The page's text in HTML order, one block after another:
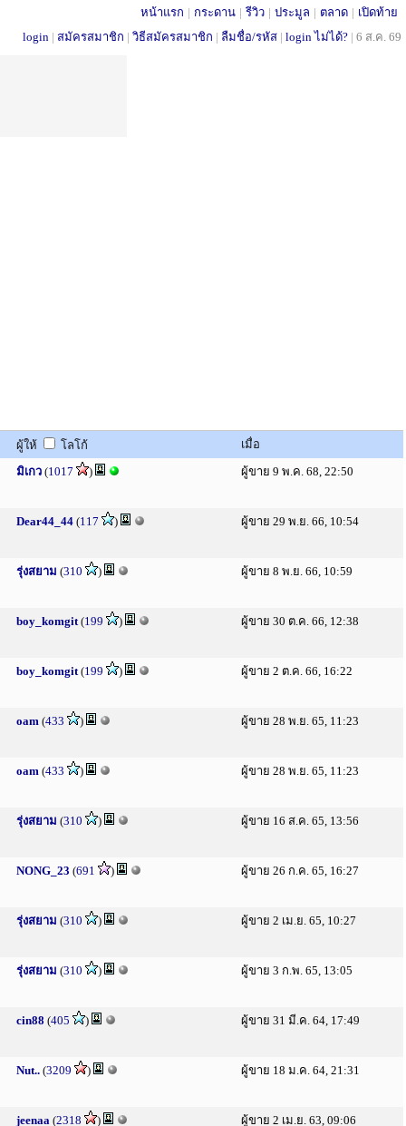
หน้าแรก | กระดาน | รีวิว | ประมูล | ตลาด | เปิดท้าย
login | สมัครสมาชิก | วิธีสมัครสมาชิก | ลืมชื่อ/รหัส | login ไม่ได้? | 6 ส.ค. 69
ผู้ให้ โลโก้ เมื่อ
มิเกว (1017 ) ผู้ขาย 9 พ.ค. 68, 22:50
Dear44_44 (117 ) ผู้ขาย 29 พ.ย. 66, 10:54
รุ่งสยาม (310 ) ผู้ขาย 8 พ.ย. 66, 10:59
boy_komgit(199 ) ผู้ขาย 30 ต.ค. 66, 12:38
boy_komgit(199 ) ผู้ขาย 2 ต.ค. 66, 16:22
oam (433 ) ผู้ขาย 28 พ.ย. 65, 11:23
oam (433 ) ผู้ขาย 28 พ.ย. 65, 11:23
รุ่งสยาม (310 ) ผู้ขาย 16 ส.ค. 65, 13:56
NONG_23 (691 ) ผู้ขาย 26 ก.ค. 65, 16:27
รุ่งสยาม (310 ) ผู้ขาย 2 เม.ย. 65, 10:27
รุ่งสยาม (310 ) ผู้ขาย 3 ก.พ. 65, 13:05
cin88 (405 ) ผู้ขาย 31 มี.ค. 64, 17:49
Nut.. (3209 ) ผู้ขาย 18 ม.ค. 64, 21:31
jeenaa (2318 ) ผู้ขาย 2 เม.ย. 63, 09:06